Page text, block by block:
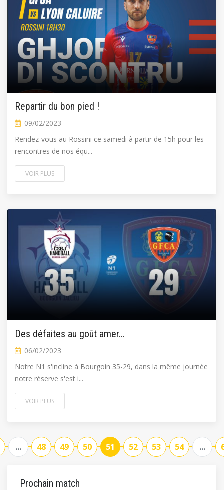
Repartir du bon pied !
09/02/2023
Rendez-vous au Rossini ce samedi à partir de 15h pour les
rencontres de nos équ...
VOIR PLUS
Des défaites au goût amer...
06/02/2023
Notre N1 s'incline à Bourgoin 35-29, dans la même journée
notre réserve s'est i...
VOIR PLUS
... 48 49 50 51 52 53 54 ...
Prochain match